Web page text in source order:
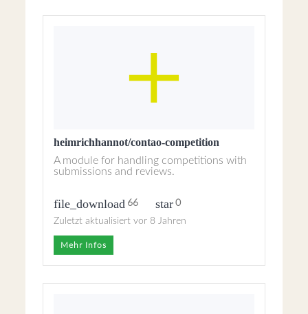
heimrichhannot/contao-competition
A module for handling competitions with
submissions and reviews.
file_download 66 star 0
Zuletzt aktualisiert vor 8 Jahren
Mehr Infos